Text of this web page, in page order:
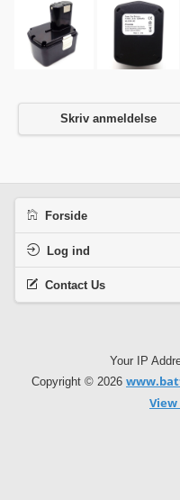
Skriv anmeldelse
Forside
Log ind
Contact Us
Your IP
Copyright © 2026